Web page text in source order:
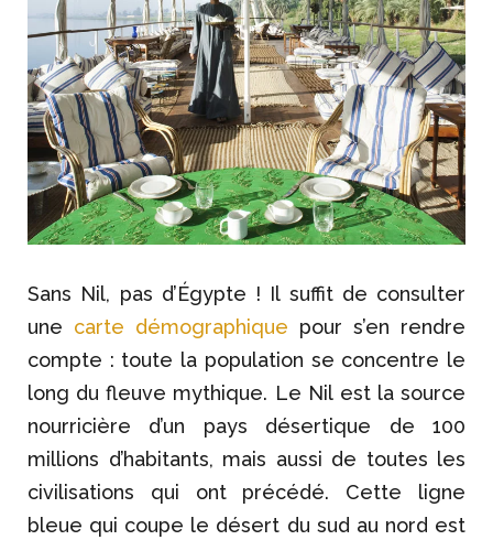
Sans Nil, pas d’Égypte ! Il suffit de consulter
une carte démographique pour s’en rendre
compte : toute la population se concentre le
long du fleuve mythique. Le Nil est la source
nourricière d’un pays désertique de 100
millions d’habitants, mais aussi de toutes les
civilisations qui ont précédé. Cette ligne
bleue qui coupe le désert du sud au nord est